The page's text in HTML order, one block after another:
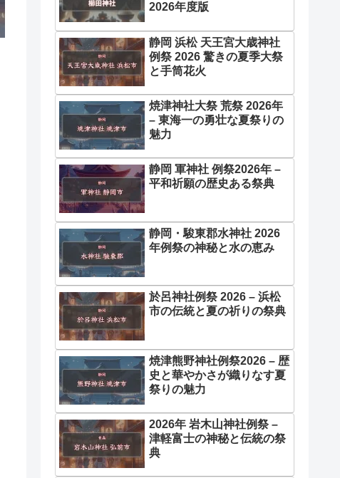
2026年度版
静岡 浜松 天王宮大歳神社
例祭 2026 驚きの夏季大祭
と手筒花火
焼津神社大祭 荒祭 2026年
– 東海一の勇壮な夏祭りの
魅力
静岡 軍神社 例祭2026年 –
平和祈願の歴史ある祭典
静岡・駿東郡水神社 2026
年例祭の神秘と水の恵み
於呂神社例祭 2026 – 浜松
市の伝統と夏の祈りの祭典
焼津熊野神社例祭2026 – 歴
史と華やかさが織りなす夏
祭りの魅力
2026年 岩木山神社例祭 –
津軽富士の神秘と伝統の祭
典